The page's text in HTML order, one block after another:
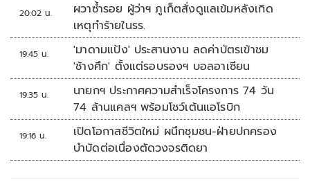
20:02 น.
ผวาซ้ำรอย ผู้ว่าฯ ภูเก็ตสั่งดูแลเข้มหลังเกิด
เหตุทำร้ายในรร.
19:45 น.
'มาดามแป้ง' ประสานงาน ลดค่าบัตรเข้าชม
'ช้างศึก' ตั้งแต่รอบรองฯ บอลอาเซียน
19:35 น.
นายกฯ ประกาศความสำเร็จโครงการ 74 วัน
74 ล้านแคลฯ พร้อมโชว์เต้นแอโรบิก
19:16 น.
เปิดโอกาสชีวิตใหม่ ผนึกชุมชน-ฝ่ายปกครอง
บำบัดต่อเนื่องตัดวงจรติดยา